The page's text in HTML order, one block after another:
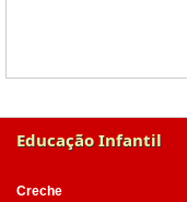
Educação Infantil
Creche